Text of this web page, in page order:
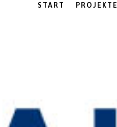
START PROJEKTE